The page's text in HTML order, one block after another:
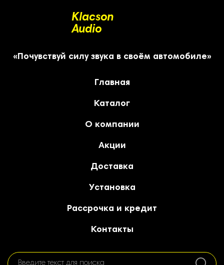
Klacson
Audio
«Почувствуй силу звука в своём автомобиле»
Главная
Каталог
О компании
Акции
Доставка
Установка
Рассрочка и кредит
Контакты